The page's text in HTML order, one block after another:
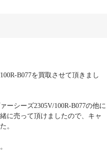
B077を買取させて頂きまし
ーシーズ2305V/100R-B077の他に
に売って頂けましたので、キャ
。